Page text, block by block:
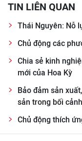
TIN LIÊN QUAN
Thái Nguyên: Nỗ
Chủ động các
Chia sẻ kinh
mới của Hoa Kỳ
Bảo đảm sản
sản trong bối
Chủ động thích